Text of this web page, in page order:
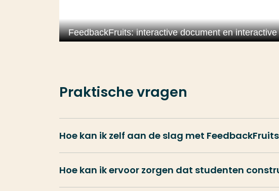
Praktische vragen
Hoe kan ik zelf aan de slag met FeedbackFruits
Hoe kan ik ervoor zorgen dat studenten